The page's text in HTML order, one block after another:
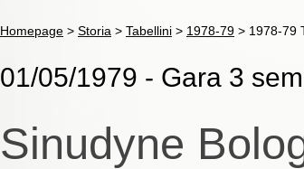
Homepage > Storia > Tabellini > 1978-79 > 1978-79
01/05/1979 - Gara 3
Sinudyne